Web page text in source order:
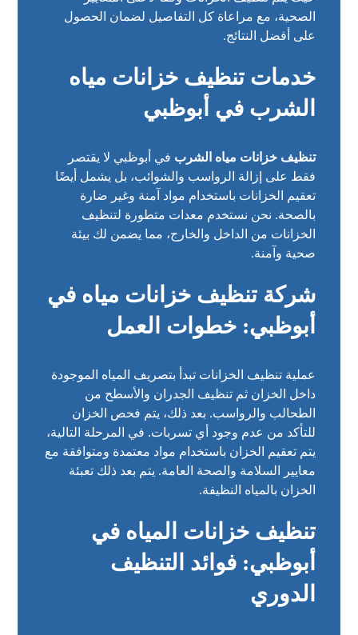
الصحية، مع مراعاة كل التفاصيل لضمان الحصول
على أفضل النتائج.
خدمات تنظيف خزانات مياه
الشرب في أبوظبي
تنظيف خزانات مياه الشرب في أبوظبي لا يقتصر
فقط على إزالة الرواسب والشوائب، بل يشمل أيضًا
تعقيم الخزانات باستخدام مواد آمنة وغير ضارة
بالصحة. نحن نستخدم معدات متطورة لتنظيف
الخزانات من الداخل والخارج، مما يضمن لك بيئة
صحية وآمنة.
شركة تنظيف خزانات مياه في
أبوظبي: خطوات العمل
عملية تنظيف الخزانات تبدأ بتصريف المياه الموجودة
داخل الخزان ثم تنظيف الجدران والأسطح من
الطحالب والرواسب. بعد ذلك، يتم فحص الخزان
للتأكد من عدم وجود أي تسربات. في المرحلة التالية،
يتم تعقيم الخزان باستخدام مواد معتمدة ومتوافقة مع
معايير السلامة والصحة العامة. يتم بعد ذلك تعبئة
الخزان بالمياه النظيفة.
تنظيف خزانات المياه في
أبوظبي: فوائد التنظيف
الدوري